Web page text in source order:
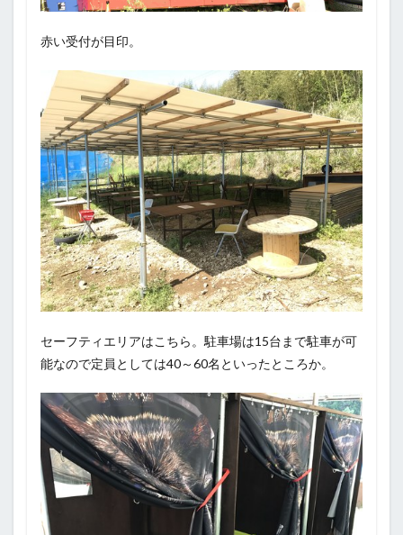
赤い受付が目印。
セーフティエリアはこちら。駐車場は15台まで駐車が可
能なので定員としては40～60名といったところか。